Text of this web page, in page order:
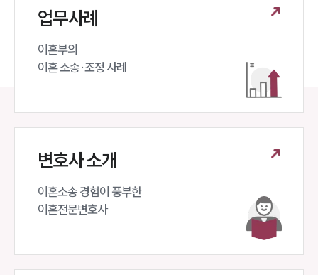
업무사례
이혼부의
이혼 소송·조정 사례
변호사 소개
이혼소송 경험이 풍부한
이혼전문변호사